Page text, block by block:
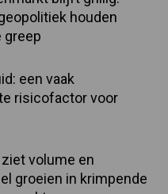
houden
greep
een vaak
risicofactor voor
volume en
groeien in krimpende